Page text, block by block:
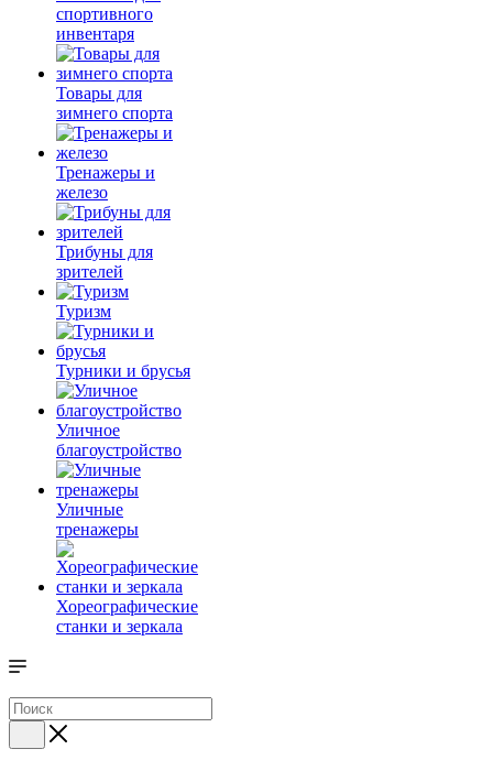
спортивного
инвентаря
Товары для
зимнего спорта
Тренажеры и
железо
Трибуны для
зрителей
Туризм
Турники и брусья
Уличное
благоустройство
Уличные
тренажеры
Хореографические
станки и зеркала